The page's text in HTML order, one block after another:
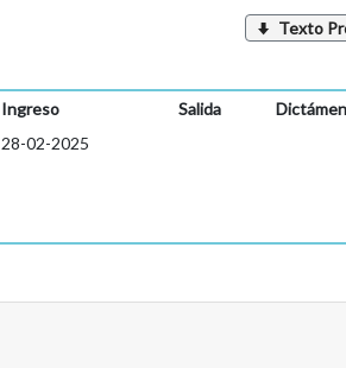
Texto
Ingreso Salida
Dictámen
28-02-2025